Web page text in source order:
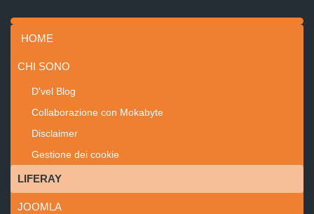
HOME
CHI SONO
D'vel Blog
Collaborazione con Mokabyte
Disclaimer
Gestione dei cookie
LIFERAY
JOOMLA